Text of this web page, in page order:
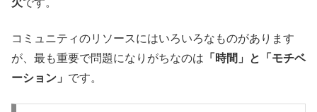
欠です。
コミュニティのリソースにはいろいろなものがあります
が、最も重要で問題になりがちなのは 「時間」と「モチベ
ーション」 です。